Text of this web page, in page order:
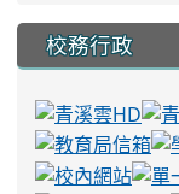
校務行政